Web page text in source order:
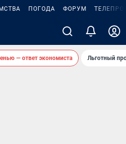
ПОГОДА ФОРУМ
— ответ экономиста Льготный